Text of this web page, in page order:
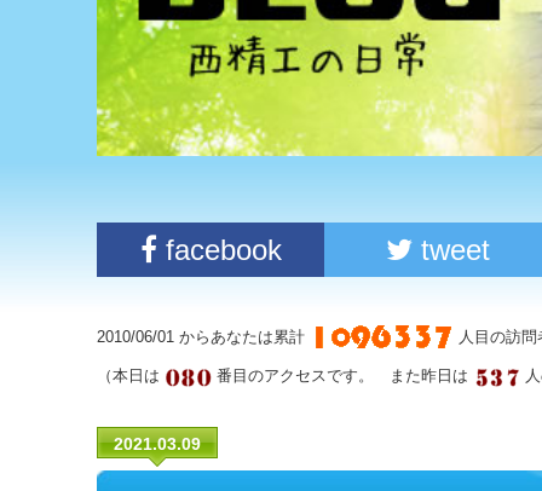
facebook tweet
2010/06/01 からあなたは累計 人目の訪
（本日は 番目のアクセスです。 また昨日は
2021.03.09